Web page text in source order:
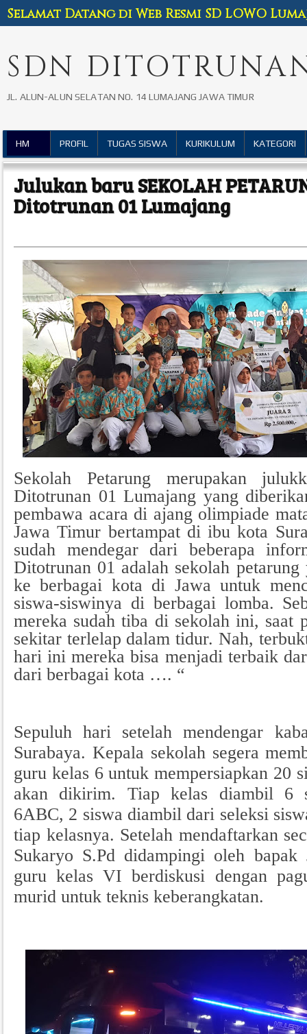
SDN
JL. ALUN-ALUN SELATAN NO. 14 LUMAJANG JAWA TIMUR
Selamat Datang di Web Resmi SD LOWO
HM PROFIL TUGAS SISWA KURIKULUM KATEGORI
Julukan baru SEKOLAH
Ditotrunan 01 Lumajang
Sekolah Petarung merupakan
Ditotrunan 01 Lumajang yang
pembawa acara di ajang olimpiade
Jawa Timur bertampat di ibu kota
sudah mendegar dari beberapa
Ditotrunan 01 adalah sekolah petarung
ke berbagai kota di Jawa untuk
siswa-siswinya di berbagai lomba.
mereka sudah tiba di sekolah ini, saat
sekitar terlelap dalam tidur. Nah,
hari ini mereka bisa menjadi terbaik
dari berbagai kota …. “
Sepuluh hari setelah mendengar
Surabaya. Kepala sekolah segera
guru kelas 6 untuk mempersiapkan 20
akan dikirim. Tiap kelas diambil 6
6ABC, 2 siswa diambil dari seleksi
tiap kelasnya. Setelah mendaftarkan
Sukaryo S.Pd didampingi oleh bapak
guru kelas VI berdiskusi dengan
murid untuk teknis keberangkatan.